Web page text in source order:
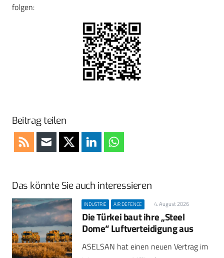
folgen:
Beitrag teilen
Das könnte Sie auch interessieren
INDUSTRIE AIR DEFENCE 4. August 2026
Die Türkei baut ihre „Steel
Dome“ Luftverteidigung aus
ASELSAN hat einen neuen Vertrag im